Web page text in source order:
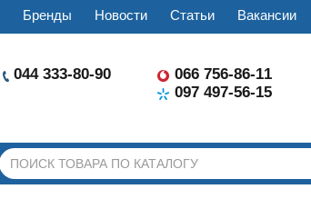
Бренды Новости Статьи Вакансии
044 333-80-90
066 756-86-11
097 497-56-15